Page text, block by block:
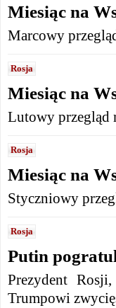
Miesiąc na
Marcowy
Rosja
Miesiąc na
Lutowy przegląd
Rosja
Miesiąc na
Styczniowy
Rosja
Putin
Prezydent
Trumpowi